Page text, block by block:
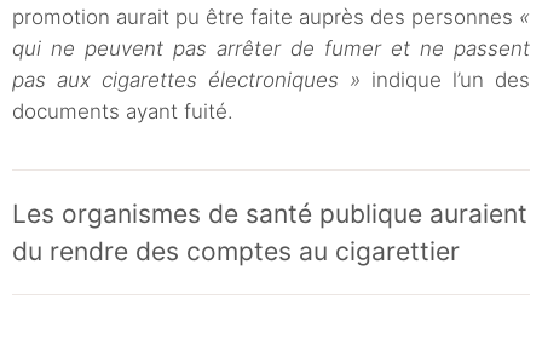
promotion aurait pu être faite auprès des personnes «
qui ne peuvent pas arrêter de fumer et ne passent
pas aux cigarettes électroniques » indique l’un des
documents ayant fuité.
Les organismes de santé publique auraient
du rendre des comptes au cigarettier